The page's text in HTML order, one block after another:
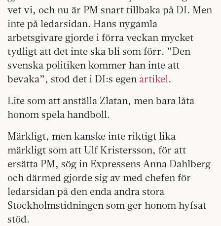
vet vi, och nu är PM snart tillbaka på DI. Men
inte på ledarsidan. Hans nygamla
arbetsgivare gjorde i förra veckan mycket
tydligt att det inte ska bli som förr. ”Den
svenska politiken kommer han inte att
bevaka”, stod det i DI:s egen artikel.
Lite som att anställa Zlatan, men bara låta
honom spela handboll.
Märkligt, men kanske inte riktigt lika
märkligt som att Ulf Kristersson, för att
ersätta PM, sög in Expressens Anna Dahlberg
och därmed gjorde sig av med chefen för
ledarsidan på den enda andra stora
Stockholmstidningen som ger honom hyfsat
stöd.